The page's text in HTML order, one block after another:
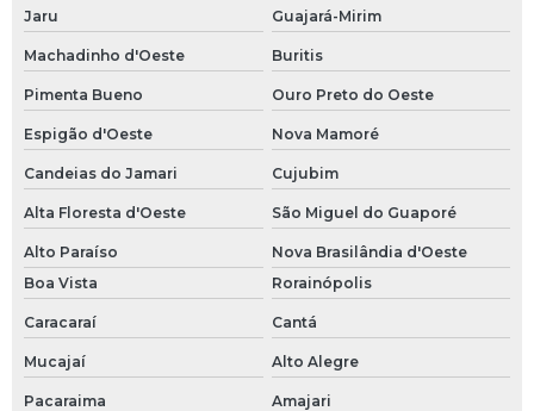
Jaru Guajará-Mirim
Machadinho d'Oeste Buritis
Pimenta Bueno Ouro Preto do Oeste
Espigão d'Oeste Nova Mamoré
Candeias do Jamari Cujubim
Alta Floresta d'Oeste São Miguel do Guaporé
Alto Paraíso
Nova Brasilândia d'Oeste
Boa Vista
Rorainópolis
Caracaraí Cantá
Mucajaí Alto Alegre
Pacaraima Amajari